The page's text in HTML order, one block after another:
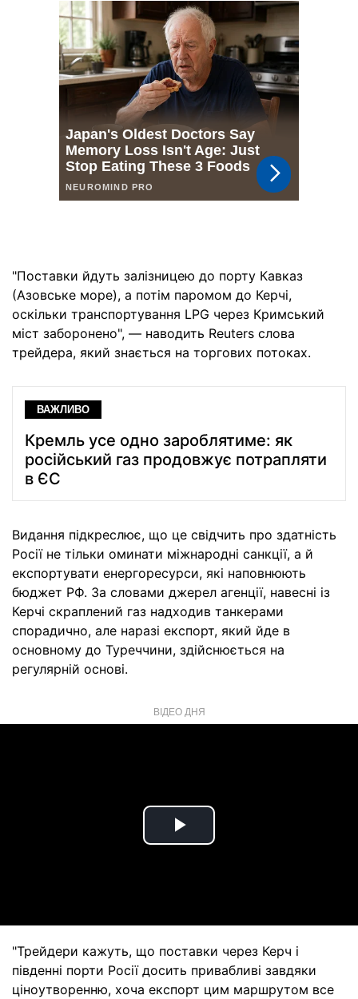
"Поставки йдуть залізницею до порту Кавказ
(Азовське море), а потім паромом до Керчі,
оскільки транспортування LPG через Кримський
міст заборонено", — наводить Reuters слова
трейдера, який знається на торгових потоках.
ВАЖЛИВО
Кремль усе одно зароблятиме: як
російський газ продовжує потрапляти
в ЄС
Видання підкреслює, що це свідчить про здатність
Росії не тільки оминати міжнародні санкції, а й
експортувати енергоресурси, які наповнюють
бюджет РФ. За словами джерел агенції, навесні із
Керчі скраплений газ надходив танкерами
спорадично, але наразі експорт, який йде в
основному до Туреччини, здійснюється на
регулярній основі.
ВІДЕО ДНЯ
Play
"Трейдери кажуть, що поставки через Керч і
південні порти Росії досить привабливі завдяки
ціноутворенню, хоча експорт цим маршрутом все